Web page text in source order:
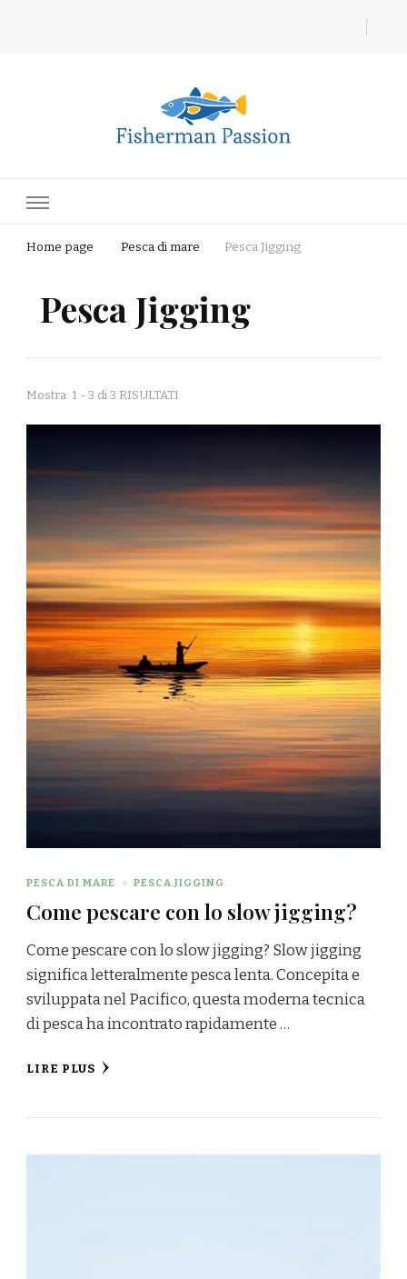
Home page Pesca di mare Pesca Jigging
Pesca Jigging
Mostra: 1 - 3 di 3 RISULTATI
PESCA DI MARE PESCA JIGGING
Come pescare con lo slow jigging?
Come pescare con lo slow jigging? Slow jigging
significa letteralmente pesca lenta. Concepita e
sviluppata nel Pacifico, questa moderna tecnica
di pesca ha incontrato rapidamente …
LIRE PLUS